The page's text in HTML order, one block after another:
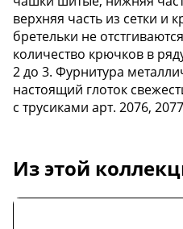
верхняя часть из сетки и
бретельки не
количество крючков в
2 до 3. Фурнитура
настоящий глоток
с трусиками арт. 2076,
Из этой